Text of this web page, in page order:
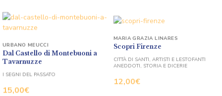
Dal Castello di Montebuoni a
Tavarnuzze
15,00€
URBANO MEUCCI
I SEGNI DEL PASSATO
Scopri Firenze
ANEDDOTI, STORIA E DICERIE